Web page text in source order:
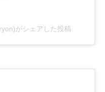
がシェアした投稿